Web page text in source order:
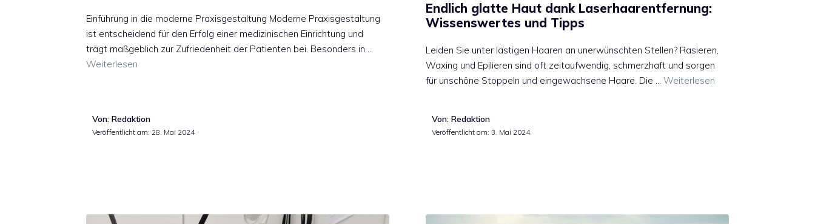
Einführung in die moderne Praxisgestaltung Moderne Praxisgestaltung
ist entscheidend für den Erfolg einer medizinischen Einrichtung und
trägt maßgeblich zur Zufriedenheit der Patienten bei. Besonders in …
Weiterlesen
Von: Redaktion
Veröffentlicht am: 28. Mai 2024
Endlich glatte Haut dank Laserhaarentfernung:
Wissenswertes und Tipps
Leiden Sie unter lästigen Haaren an unerwünschten Stellen? Rasieren,
Waxing und Epilieren sind oft zeitaufwendig, schmerzhaft und sorgen
für unschöne Stoppeln und eingewachsene Haare. Die … Weiterlesen
Von: Redaktion
Veröffentlicht am: 3. Mai 2024